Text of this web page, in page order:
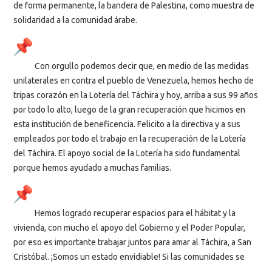
de forma permanente, la bandera de Palestina, como muestra de
solidaridad a la comunidad árabe.
Con orgullo podemos decir que, en medio de las medidas
unilaterales en contra el pueblo de Venezuela, hemos hecho de
tripas corazón en la Lotería del Táchira y hoy, arriba a sus 99 años
por todo lo alto, luego de la gran recuperación que hicimos en
esta institución de beneficencia. Felicito a la directiva y a sus
empleados por todo el trabajo en la recuperación de la Lotería
del Táchira. El apoyo social de la Lotería ha sido fundamental
porque hemos ayudado a muchas familias.
Hemos logrado recuperar espacios para el hábitat y la
vivienda, con mucho el apoyo del Gobierno y el Poder Popular,
por eso es importante trabajar juntos para amar al Táchira, a San
Cristóbal. ¡Somos un estado envidiable! Si las comunidades se